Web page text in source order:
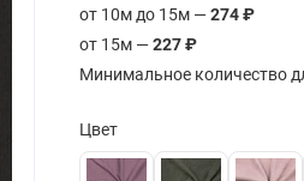
от 10м до 15м —274 ₽
от 15м —227 ₽
Минимальное количество
Цвет